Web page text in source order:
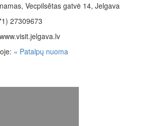
Vecpilsētas gatvė 14, Jelgava
27309673
« Patalpų nuoma